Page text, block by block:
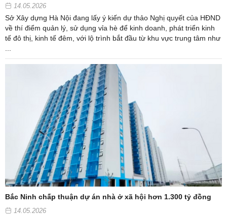
14.05.2026
Sở Xây dựng Hà Nội đang lấy ý kiến dự thảo Nghị quyết của HĐND
về thí điểm quản lý, sử dụng vỉa hè để kinh doanh, phát triển kinh
tế đô thị, kinh tế đêm, với lộ trình bắt đầu từ khu vực trung tâm như
Bắc Ninh chấp thuận dự án nhà ở xã hội hơn 1.300 tỷ đồng
14.05.2026